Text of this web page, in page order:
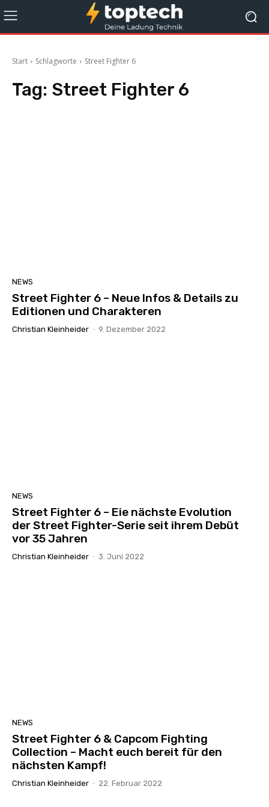
Start Schlagworte Street Fighter 6
Tag: Street Fighter 6
NEWS
Street Fighter 6 – Neue Infos & Details zu
Editionen und Charakteren
Christian Kleinheider - 9. Dezember 2022
NEWS
Street Fighter 6 – Eie nächste Evolution
der Street Fighter-Serie seit ihrem Debüt
vor 35 Jahren
Christian Kleinheider - 3. Juni 2022
NEWS
Street Fighter 6 & Capcom Fighting
Collection – Macht euch bereit für den
nächsten Kampf!
Christian Kleinheider - 22. Februar 2022